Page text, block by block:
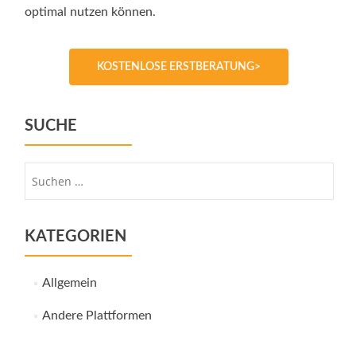
optimal nutzen können.
KOSTENLOSE ERSTBERATUNG>
SUCHE
KATEGORIEN
Allgemein
Andere Plattformen